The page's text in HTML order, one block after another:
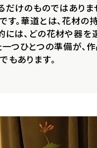
だけのものではあり
す。華道とは、花材
には、どの花材や器を
つひとつの準備が、
もあります。